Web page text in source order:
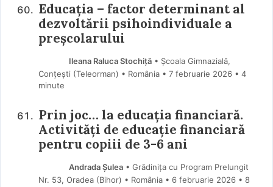
Educația – factor determinant al
dezvoltării psihoindividuale a
preșcolarului
Ileana Raluca Stochiță• Școala Gimnazială,
Conțești (Teleorman) • România
7 februarie 2026 • 4
minute
Prin joc… la educația financiară.
Activități de educație financiară
pentru copiii de 3-6 ani
Andrada Șulea• Grădinița cu Program Prelungit
Nr. 53, Oradea (Bihor) • România
6 februarie 2026 • 8